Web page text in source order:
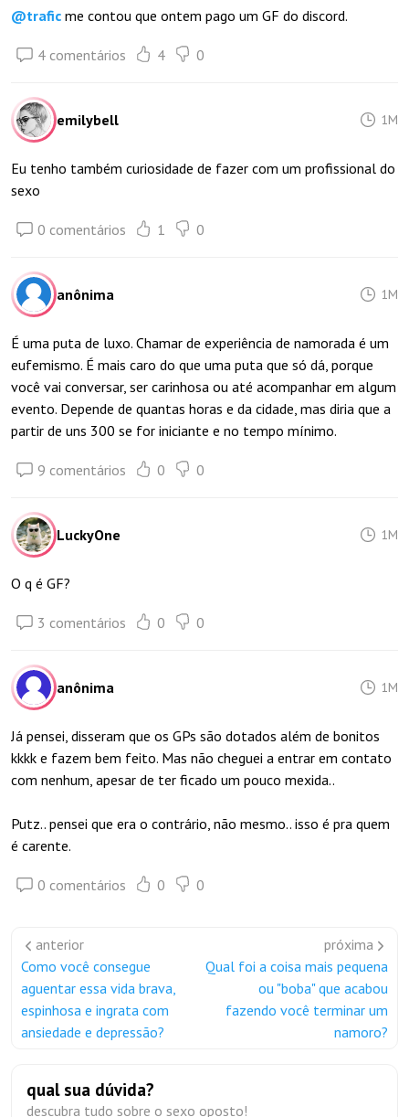
@trafic me contou que ontem pago um GF do discord.
4 comentários 4 0
emilybell 1M
Eu tenho também curiosidade de fazer com um profissional do
sexo
0 comentários 1 0
anônima 1M
É uma puta de luxo. Chamar de experiência de namorada é um
eufemismo. É mais caro do que uma puta que só dá, porque
você vai conversar, ser carinhosa ou até acompanhar em algum
evento. Depende de quantas horas e da cidade, mas diria que a
partir de uns 300 se for iniciante e no tempo mínimo.
9 comentários 0 0
LuckyOne 1M
O q é GF?
3 comentários 0 0
anônima 1M
Já pensei, disseram que os GPs são dotados além de bonitos
kkkk e fazem bem feito. Mas não cheguei a entrar em contato
com nenhum, apesar de ter ficado um pouco mexida..
Putz.. pensei que era o contrário, não mesmo.. isso é pra quem
é carente.
0 comentários 0 0
anterior
Como você consegue
aguentar essa vida brava,
espinhosa e ingrata com
ansiedade e depressão?
próxima
Qual foi a coisa mais pequena
ou "boba" que acabou
fazendo você terminar um
namoro?
qual sua dúvida?
descubra tudo sobre o sexo oposto!